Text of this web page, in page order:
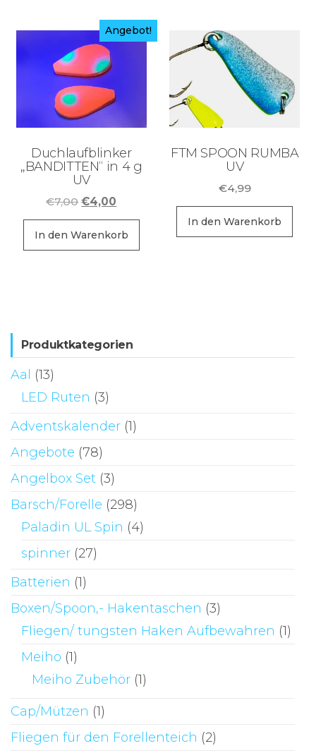
Angebot!
Duchlaufblinker
„BANDITTEN“ in 4 g
UV
€7,00Ursprünglicher
Preis
war:
€7,00
€4,00
Preis
ist:
€4,00.
In den Warenkorb
FTM SPOON RUMBA
UV
€4,99
In den Warenkorb
Produktkategorien
Aal (13)
LED Ruten (3)
Adventskalender (1)
Angebote (78)
Angelbox Set (3)
Barsch/Forelle (298)
Paladin UL Spin (4)
spinner (27)
Batterien (1)
Boxen/Spoon,- Hakentaschen (3)
Fliegen/ tungsten Haken Aufbewahren (1)
Meiho (1)
Meiho Zubehör (1)
Cap/Mützen (1)
Fliegen für den Forellenteich (2)